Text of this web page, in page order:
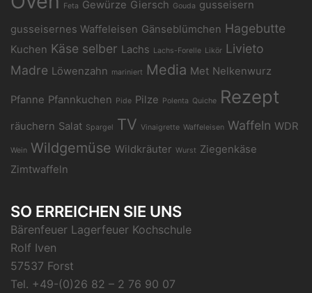
Feta Gewürze Giersch Gouda gusseisern
gusseisernes Waffeleisen Gänseblümchen Hagebutte
Kuchen Käse selber Lachs Lachs-Forelle Likör Livieto
Madre Löwenzahn mariniert Media Met Nelkenwurz
Pfanne Pfannkuchen Pide Pilze Polenta Quiche Rezept
räuchern Salat Spargel TV Vinaigrette Waffeleisen Waffeln WDR
Wein Wildgemüse Wildkräuter Wurst Ziegenkäse
Zimtwaffeln
SO ERREICHEN SIE UNS
Bärenfeuer Lagerfeuer Kochschule
Rolf Iven
57537 Forst
Tel. +49-(0)26 82 – 2 76 90 07